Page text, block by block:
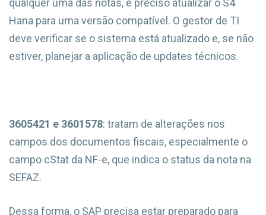
Hana para uma versão compatível. O gestor de TI
deve verificar se o sistema está atualizado e, se não
estiver, planejar a aplicação de updates técnicos.
3605421 e 3601578: tratam de alterações nos
campos dos documentos fiscais, especialmente o
campo cStat da NF-e, que indica o status da nota na
SEFAZ.
Dessa forma, o SAP precisa estar preparado para